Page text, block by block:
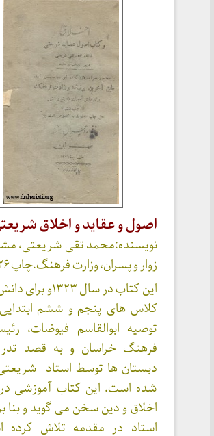
اصول و عقاید و اخلاق
نویسنده:محمد تقی شریعتی،
زوار و پسران، وزارت فرهنگ.چاپ ۱۳۲۶.
این کتاب در سال
کلاس های پنجم و ششم ابتدایی
توصیه ابوالقاسم فیوضات،
فرهنگ خراسان و به قصد
دبستان ها توسط استاد
شده است. این کتاب آموزشی
اخلاق و دین سخن می گوید و بنا
استاد در مقدمه تلاش کرده